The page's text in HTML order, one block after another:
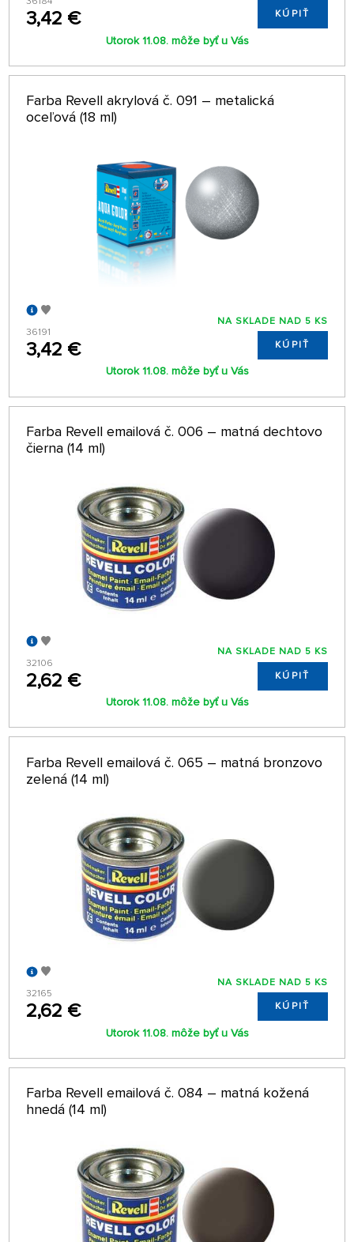
3,42 € KÚPIŤ
Utorok 11.08. môže byť u Vás
Farba Revell akrylová č. 091 – metalická
oceľová (18 ml)
36191
3,42 €
NA SKLADE NAD 5 KS
KÚPIŤ
Utorok 11.08. môže byť u Vás
Farba Revell emailová č. 006 – matná dechtovo
čierna (14 ml)
32106
2,62 €
NA SKLADE NAD 5 KS
KÚPIŤ
Utorok 11.08. môže byť u Vás
Farba Revell emailová č. 065 – matná bronzovo
zelená (14 ml)
32165
2,62 €
NA SKLADE NAD 5 KS
KÚPIŤ
Utorok 11.08. môže byť u Vás
Farba Revell emailová č. 084 – matná kožená
hnedá (14 ml)